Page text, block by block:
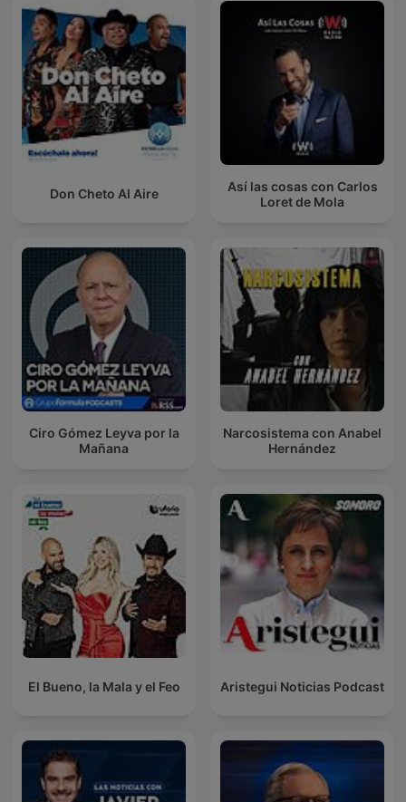
Don Cheto Al Aire
Así las cosas con Carlos
Loret de Mola
Ciro Gómez Leyva por la
Mañana
Narcosistema con Anabel
Hernández
El Bueno, la Mala y el Feo Aristegui Noticias Podcast